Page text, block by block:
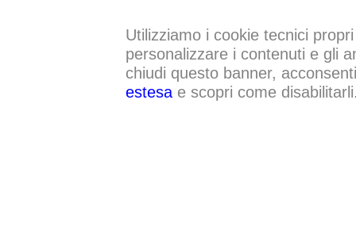
Utilizziamo i cookie tecnici
personalizzare i contenuti e gli
chiudi questo banner,
estesae scopri come